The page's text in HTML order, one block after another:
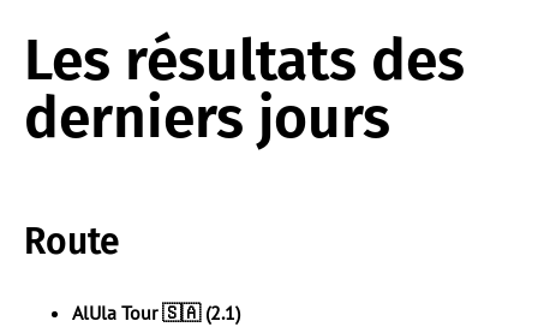
Les résultats des
derniers jours
Route
AlUla Tour 🇸🇦 (2.1)